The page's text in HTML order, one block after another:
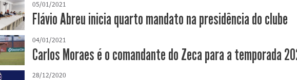
05/01/2021
Flávio Abreu inicia quarto mandato na presidência do clube
04/01/2021
Carlos Moraes é o comandante do Zeca para a temporada
28/12/2020